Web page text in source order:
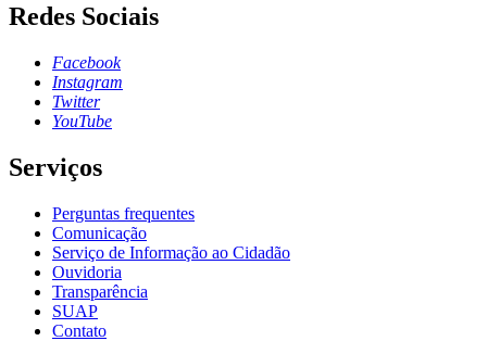
Redes Sociais
Facebook
Instagram
Twitter
YouTube
Serviços
Perguntas frequentes
Comunicação
Serviço de Informação ao Cidadão
Ouvidoria
Transparência
SUAP
Contato